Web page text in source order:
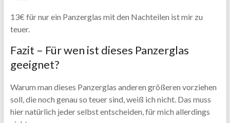
13€ für nur ein Panzerglas mit den Nachteilen ist mir zu
teuer.
Fazit – Für wen ist dieses Panzerglas
geeignet?
Warum man dieses Panzerglas anderen größeren vorziehen
soll, die noch genau so teuer sind, weiß ich nicht. Das muss
hier natürlich jeder selbst entscheiden, für mich allerdings